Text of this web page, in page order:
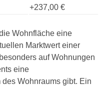
+237,00 €
Wohnfläche eine
Marktwert einer
auf Wohnungen
eine
Wohnraums gibt. Ein